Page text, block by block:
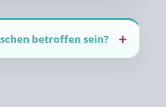
betroffen sein?